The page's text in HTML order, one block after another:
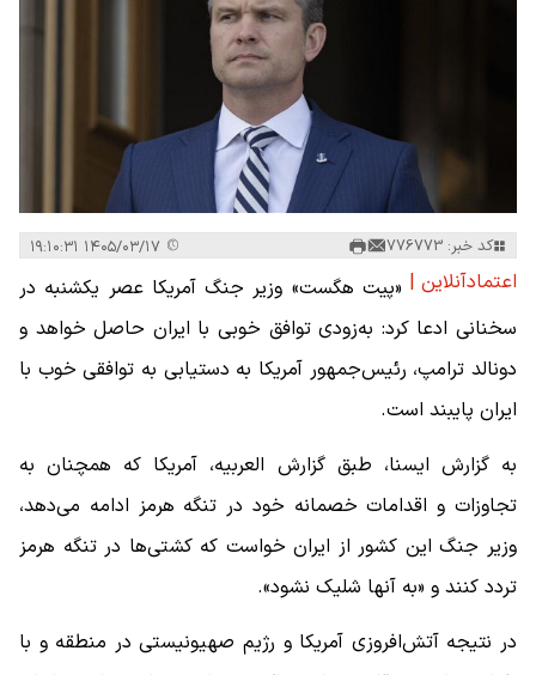
کد خبر: 776773
اعتمادآنلاین | «پیت هگست» وزیر جنگ آمریکا عصر یکشنبه در
سخنانی ادعا کرد: به‌زودی توافق خوبی با ایران حاصل خواهد و
دونالد ترامپ، رئیس‌جمهور آمریکا به دستیابی به توافقی خوب با
ایران پایبند است.
به گزارش ایسنا، طبق گزارش العربیه، آمریکا که همچنان به
تجاوزات و اقدامات خصمانه خود در تنگه هرمز ادامه می‌دهد،
وزیر جنگ این کشور از ایران خواست که کشتی‌ها در تنگه هرمز
تردد کنند و «به آنها شلیک نشود».
در نتیجه آتش‌افروزی آمریکا و رژیم صهیونیستی در منطقه و با